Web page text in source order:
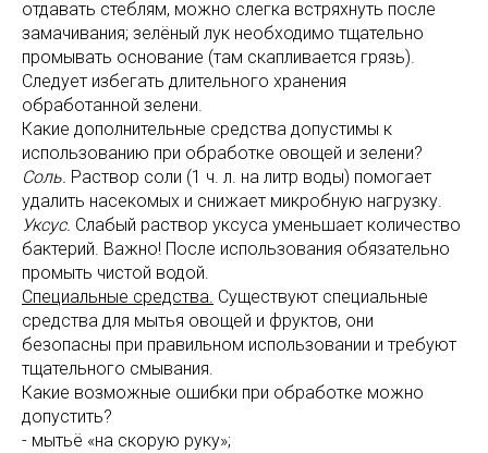
отдавать стеблям, можно слегка встряхнуть после
замачивания; зелёный лук необходимо тщательно
промывать основание (там скапливается грязь).
Следует избегать длительного хранения
обработанной зелени.
Какие дополнительные средства допустимы к
использованию при обработке овощей и зелени?
Соль. Раствор соли (1 ч. л. на литр воды) помогает
удалить насекомых и снижает микробную нагрузку.
Уксус. Слабый раствор уксуса уменьшает количество
бактерий. Важно! После использования обязательно
промыть чистой водой.
Специальные средства. Существуют специальные
средства для мытья овощей и фруктов, они
безопасны при правильном использовании и требуют
тщательного смывания.
Какие возможные ошибки при обработке можно
допустить?
- мытьё «на скорую руку»;